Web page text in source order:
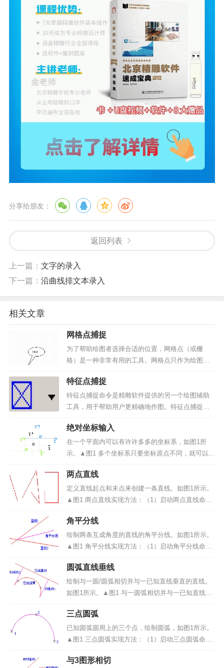
分享给朋友：
返回列表
上一篇： 文字的录入
下一篇： 沿曲线排文本录入
相关文章
网格点捕捉
为了帮助绘图者选择合适的位置，网格点（或栅
格）是一种非常有用的工具。网格点只作为绘图的
辅助工具出现，不是图形的一部分。选择“视图（AL
T+V）→网格捕捉（V）”菜单，网格捕捉功能启
动，绘图区出现如图2-3所示的栅格网点。▲图1 网
格点捕捉显...
特征点捕捉
特征点捕捉命令是精雕软件提供的另一个绘图辅助
工具，用于帮助用户更精确地作图。特征点捕捉也
即我们通常所说的自动导航。采用下面方法可切换
特征点捕捉命令的开启与关闭：1）单击菜单栏中的
“视图/自动导航”菜单命令，即可切换自动捕捉的开
关。2）单击工...
绝对坐标输入
在一个平面内可以有许许多多的坐标系，如图1所
示。▲图1 多个坐标系只要坐标原点不同，就可以画
出任意一个坐标系。为了方便确定它的坐标，指定
其中的一个坐标系为绝对坐标系，绝对坐标系的原
点的坐标是（0，0），如上图我们指定中间的原点
是 0，坐标轴...
两点直线
定义直线起点和末点来创建一条直线。如图1所示。
▲图1 两点直线实现方法：（1）启动两点直线命
令；（2）输入直线起点和末点。操作步骤：1、启
动两点直线命令：点击“曲线绘制”->“直线”菜单项或
绘制工具条中的<两点直线（图2）>...
角平分线
绘制两条互成角度的直线的角平分线。如图1所示。
▲图1 角平分线实现方法：（1）启动角平分线命
令；（2）拾取两条直线；（3）输入角平分线长
度。操作步骤：1、启动角平分线命令：点击“曲线绘
制”->“直线”菜单项或绘制工具条中的<两点...
圆弧直线垂线
绘制与一圆/圆弧相切并与一已知直线垂直的直线。
如图1所示。▲图1 与一圆弧相切并与一已知直线垂
直的直线(X表示圆弧的拾取位置)实现方法：（1）启
动圆弧直线垂线命令；（2）拾取要相切的圆弧/圆；
（3）拾取要垂直的直线。操作步骤：1、启动圆弧
直...
三点圆弧
已知圆弧圆周上的三个点，绘制圆弧，如图1所示。
▲图1 三点圆弧实现方法：（1）启动三点圆弧命
令；（2）输入圆周上的三个点。操作步骤：1、启
动三点圆弧命令：点击“曲线绘制”->“圆弧”菜单项或
与3图形相切